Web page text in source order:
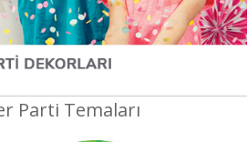
Parti Temaları